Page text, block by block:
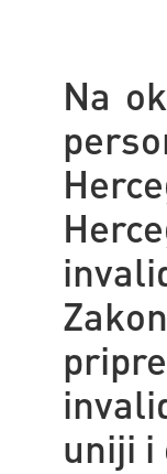
Na
uniji i